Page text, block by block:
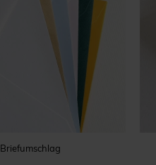
Briefumschlag